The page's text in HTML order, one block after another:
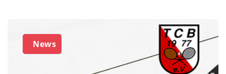
News